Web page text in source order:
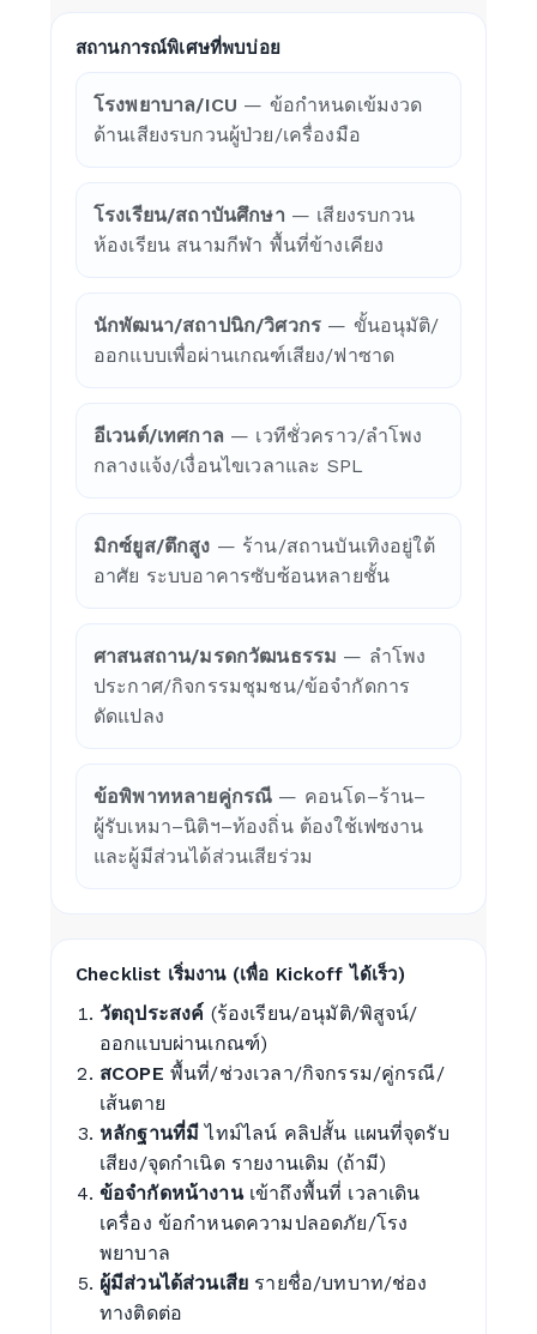
สถานการณ์พิเศษที่พบบ่อย
โรงพยาบาล/ICU — ข้อกำหนดเข้มงวด
ด้านเสียงรบกวนผู้ป่วย/เครื่องมือ
โรงเรียน/สถาบันศึกษา — เสียงรบกวน
ห้องเรียน สนามกีฬา พื้นที่ข้างเคียง
นักพัฒนา/สถาปนิก/วิศวกร — ขั้นอนุมัติ/
ออกแบบเพื่อผ่านเกณฑ์เสียง/ฟาซาด
อีเวนต์/เทศกาล — เวทีชั่วคราว/ลำโพง
กลางแจ้ง/เงื่อนไขเวลาและ SPL
มิกซ์ยูส/ตึกสูง — ร้าน/สถานบันเทิงอยู่ใต้
อาศัย ระบบอาคารซับซ้อนหลายชั้น
ศาสนสถาน/มรดกวัฒนธรรม — ลำโพง
ประกาศ/กิจกรรมชุมชน/ข้อจำกัดการ
ดัดแปลง
ข้อพิพาทหลายคู่กรณี — คอนโด–ร้าน–
ผู้รับเหมา–นิติฯ–ท้องถิ่น ต้องใช้เฟซงาน
และผู้มีส่วนได้ส่วนเสียร่วม
Checklist เริ่มงาน (เพื่อ Kickoff ได้เร็ว)
วัตถุประสงค์ (ร้องเรียน/อนุมัติ/พิสูจน์/
ออกแบบผ่านเกณฑ์)
สCOPE พื้นที่/ช่วงเวลา/กิจกรรม/คู่กรณี/
เส้นตาย
หลักฐานที่มี ไทม์ไลน์ คลิปสั้น แผนที่จุดรับ
เสียง/จุดกำเนิด รายงานเดิม (ถ้ามี)
ข้อจำกัดหน้างานเข้าถึงพื้นที่ เวลาเดิน
เครื่อง ข้อกำหนดความปลอดภัย/โรง
พยาบาล
ผู้มีส่วนได้ส่วนเสีย รายชื่อ/บทบาท/ช่อง
ทางติดต่อ